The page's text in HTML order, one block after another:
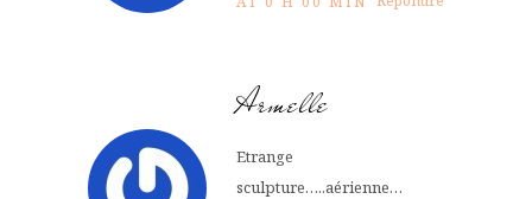
Armelle
Etrange
sculpture…..aérienne…